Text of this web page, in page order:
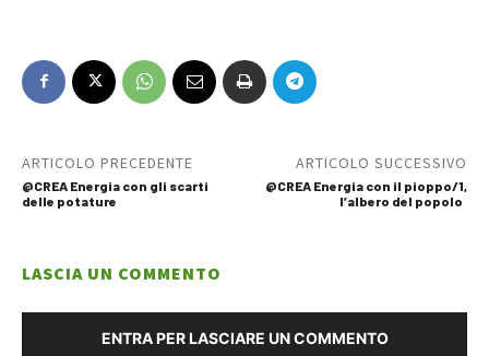
ARTICOLO PRECEDENTE
@CREA Energia con gli scarti
delle potature
ARTICOLO SUCCESSIVO
@CREA Energia con il pioppo/1,
l’albero del popolo
LASCIA UN COMMENTO
ENTRA PER LASCIARE UN COMMENTO